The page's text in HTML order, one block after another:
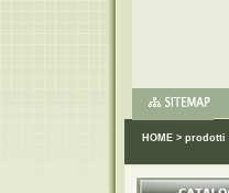
HOME > prodotti